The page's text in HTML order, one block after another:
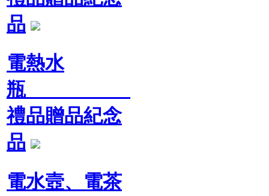
品
電熱水
瓶
禮品贈品紀念
品
電水壼、電茶